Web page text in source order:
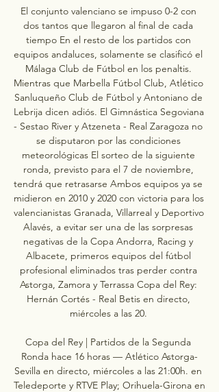
El conjunto valenciano se impuso 0-2 con
dos tantos que llegaron al final de cada
tiempo En el resto de los partidos con
equipos andaluces, solamente se clasificó el
Málaga Club de Fútbol en los penaltis.
Mientras que Marbella Fútbol Club, Atlético
Sanluqueño Club de Fútbol y Antoniano de
Lebrija dicen adiós. El Gimnástica Segoviana
- Sestao River y Atzeneta - Real Zaragoza no
se disputaron por las condiciones
meteorológicas El sorteo de la siguiente
ronda, previsto para el 7 de noviembre,
tendrá que retrasarse Ambos equipos ya se
midieron en 2010 y 2020 con victoria para los
valencianistas Granada, Villarreal y Deportivo
Alavés, a evitar ser una de las sorpresas
negativas de la Copa Andorra, Racing y
Albacete, primeros equipos del fútbol
profesional eliminados tras perder contra
Astorga, Zamora y Terrassa Copa del Rey:
Hernán Cortés - Real Betis en directo,
miércoles a las 20.
Copa del Rey | Partidos de la Segunda
Ronda hace 16 horas — Atlético Astorga-
Sevilla en directo, miércoles a las 21:00h. en
Teledeporte y RTVE Play; Orihuela-Girona en